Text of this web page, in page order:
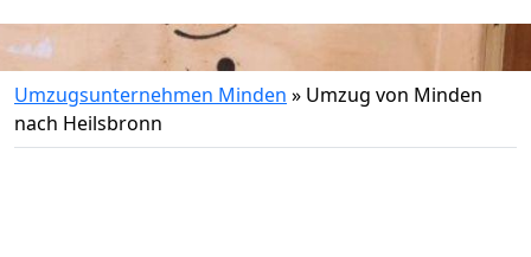
Umzugsunternehmen Minden » Umzug von Minden
nach Heilsbronn